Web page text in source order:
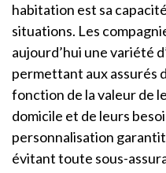
habitation est sa
situations. Les
aujourd’hui une variété
permettant aux assurés
fonction de la valeur de
domicile et de leurs
personnalisation
évitant toute sous-